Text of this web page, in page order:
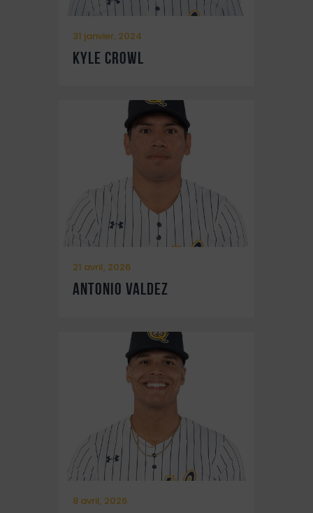
31 janvier, 2024
Kyle Crowl
21 avril, 2026
Antonio Valdez
8 avril, 2026